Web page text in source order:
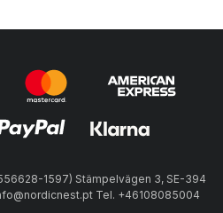
1597) Stämpelvägen 3, SE-394
Tel. +46108085004